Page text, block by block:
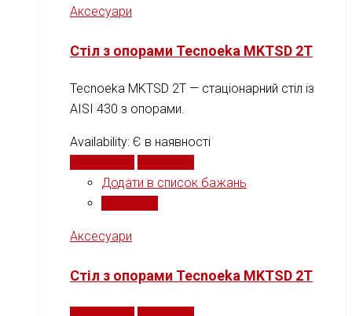
Аксесуари
Стіл з опорами Tecnoeka MKTSD 2T
Tecnoeka MKTSD 2T — стаціонарний стіл із
AISI 430 з опорами.
Availability: Є в наявності
Додати в список бажань
Аксесуари
Стіл з опорами Tecnoeka MKTSD 2T